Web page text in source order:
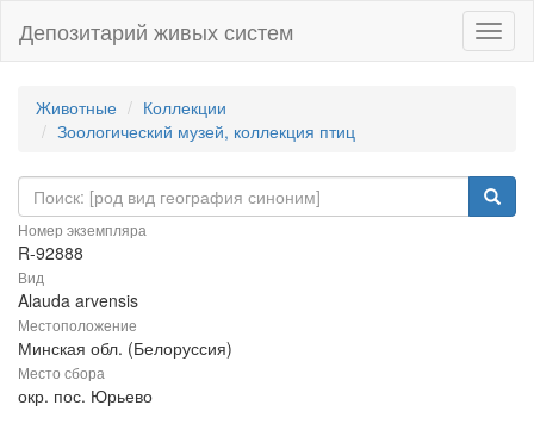
Депозитарий живых систем
Животные
Коллекции
Зоологический музей, коллекция птиц
Номер экземпляра
R-92888
Вид
Alauda arvensis
Местоположение
Минская обл. (Белоруссия)
Место сбора
окр. пос. Юрьево